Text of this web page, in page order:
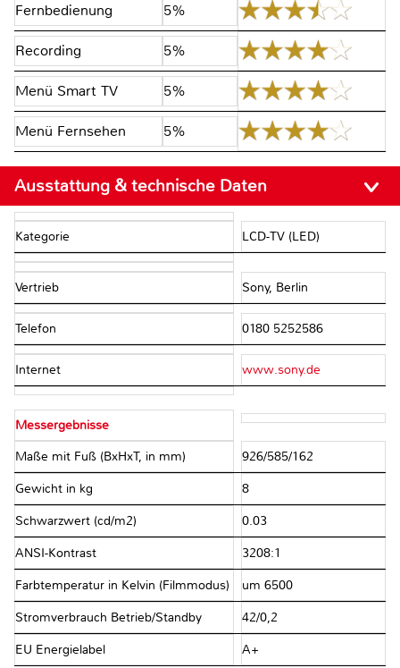
Fernbedienung
5%
Recording 5%
Menü Smart TV 5%
Menü Fernsehen 5%
Ausstattung & technische Daten
Kategorie LCD-TV (LED)
Vertrieb Sony, Berlin
Telefon 0180 5252586
Internet www.sony.de
Messergebnisse
Maße mit Fuß (BxHxT, in mm) 926/585/162
Gewicht in kg 8
Schwarzwert (cd/m2) 0.03
ANSI-Kontrast 3208:1
Farbtemperatur in Kelvin (Filmmodus) um 6500
Stromverbrauch Betrieb/Standby 42/0,2
EU Energielabel A+